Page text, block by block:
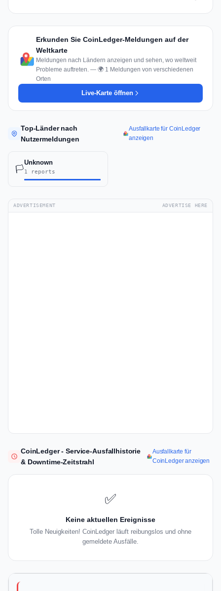
Erkunden Sie CoinLedger-Meldungen auf der
Weltkarte
Meldungen nach Ländern anzeigen und sehen, wo weltweit
Probleme auftreten. — 🌍 1 Meldungen von verschiedenen
Orten
Live-Karte öffnen
Top-Länder nach
Nutzermeldungen
Ausfallkarte für CoinLedger
anzeigen
🏳️
Unknown
1 reports
ADVERTISEMENT ADVERTISE HERE
CoinLedger - Service-Ausfallhistorie
& Downtime-Zeitstrahl
Ausfallkarte für
CoinLedger anzeigen
✅
Keine aktuellen Ereignisse
Tolle Neuigkeiten! CoinLedger läuft reibungslos und ohne
gemeldete Ausfälle.